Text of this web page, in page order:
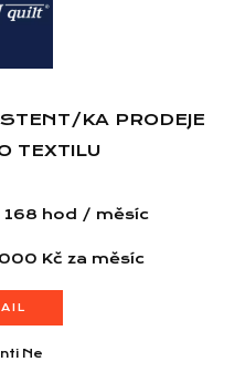
KA PRODEJE
TEXTILU
168 hod / měsíc
Kč za měsíc
Ne